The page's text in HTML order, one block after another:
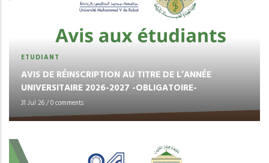
ETUDIANT
AVIS DE RÉINSCRIPTION AU TITRE DE L’ANNÉE
UNIVERSITAIRE 2026-2027 -OBLIGATOIRE-
31 Jul 26/0 comments